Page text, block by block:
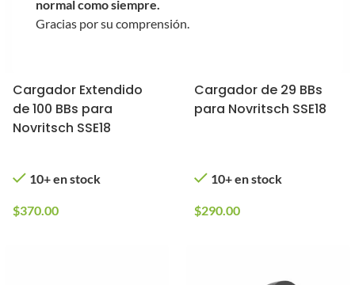
normal como siempre.
Gracias por su comprensión.
Cargador Extendido
de 100 BBs para
Novritsch SSE18
10+ en stock
$370.00
Cargador de 29 BBs
para Novritsch SSE18
10+ en stock
$290.00